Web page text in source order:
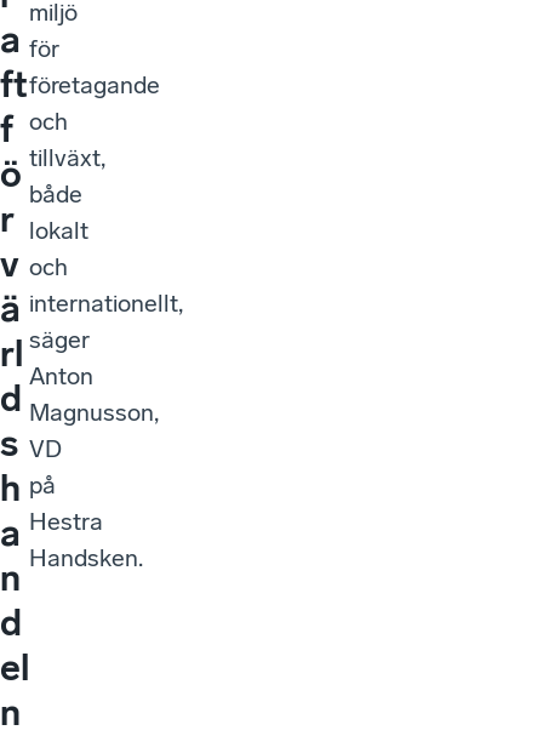
a
ft
f
ö
r
v
ä
rl
d
s
h
a
n
d
el
n
miljö
för
företagande
och
tillväxt,
både
lokalt
och
internationellt,
säger
Anton
Magnusson,
VD
på
Hestra
Handsken.